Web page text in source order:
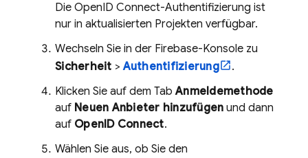
Die OpenID Connect-Authentifizierung ist
nur in aktualisierten Projekten verfügbar.
Wechseln Sie in der Firebase-Konsole zu
Sicherheit >Authentifizierung
.
Klicken Sie auf dem TabAnmeldemethode
auf Neuen Anbieter hinzufügen und dann
auf OpenID Connect.
Wählen Sie aus, ob Sie den